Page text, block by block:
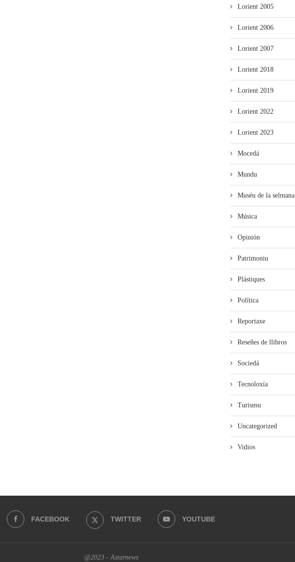
Lorient 2005
Lorient 2006
Lorient 2007
Lorient 2018
Lorient 2019
Lorient 2022
Lorient 2023
Mocedá
Mundu
Muséu de la selmana
Música
Opinión
Patrimoniu
Plástiques
Política
Reportaxe
Reseñes de llibros
Sociedá
Tecnoloxía
Turismu
Uncategorized
Vidios
FACEBOOK TWITTER YOUTUBE
@2023 - Asturnews